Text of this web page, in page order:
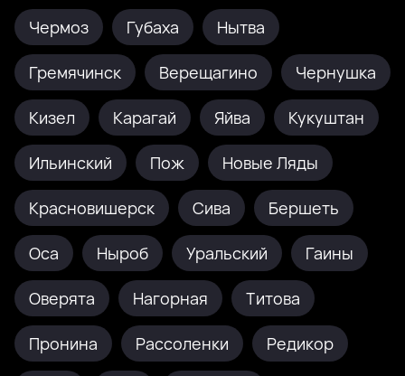
Чермоз Губаха Нытва
Гремячинск Верещагино Чернушка
Кизел Карагай Яйва Кукуштан
Ильинский Пож Новые Ляды
Красновишерск Сива Бершеть
Оса Ныроб Уральский Гаины
Оверята Нагорная Титова
Пронина Рассоленки Редикор